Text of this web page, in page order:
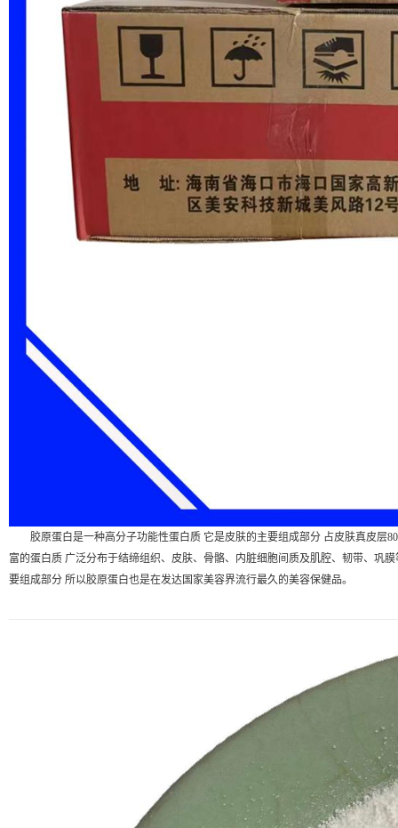
胶原蛋白是一种高分子功能性蛋白质 它是皮肤的主要组成部分 占皮肤真皮层
富的蛋白质 广泛分布于结缔组织、皮肤、骨骼、内脏细胞间质及肌腔、韧带、巩
要组成部分 所以胶原蛋白也是在发达国家美容界流行最久的美容保健品。